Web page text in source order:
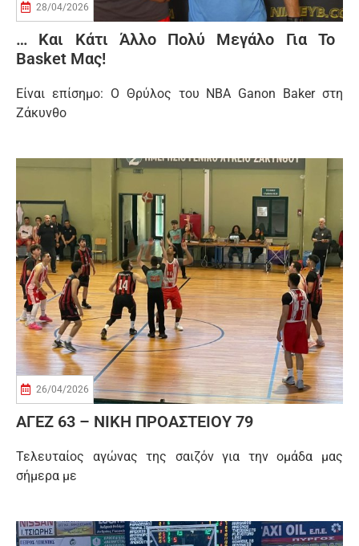
28/04/2026
… Και Κάτι Άλλο Πολύ Μεγάλο Για Το
Βasket Μας!
Είναι επίσημο: Ο Θρύλος του NBA Ganon Baker στη
Ζάκυνθο
26/04/2026
ΑΓΕΖ 63 – ΝΙΚΗ ΠΡΟΑΣΤΕΙΟΥ 79
Τελευταίος αγώνας της σαιζόν για την ομάδα μας
σήμερα με